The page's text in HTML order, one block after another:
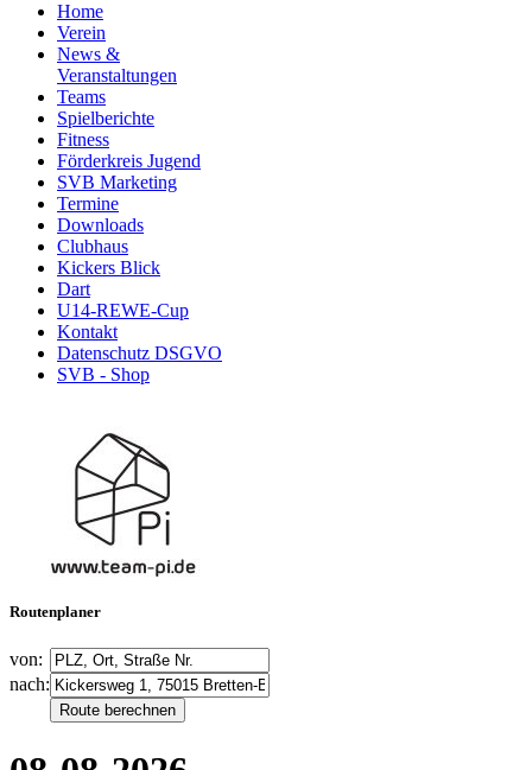
Home
Verein
News &
Veranstaltungen
Teams
Spielberichte
Fitness
Förderkreis Jugend
SVB Marketing
Termine
Downloads
Clubhaus
Kickers Blick
Dart
U14-REWE-Cup
Kontakt
Datenschutz DSGVO
SVB - Shop
Routenplaner
von:
nach: